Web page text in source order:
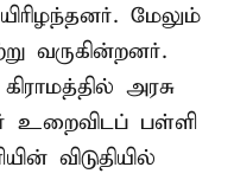
மேலும்
வருகின்றனர்.
அரசு
உறைவிடப் பள்ளி
விடுதியில்